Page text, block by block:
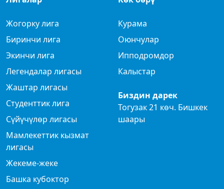
Жогорку лига
Биринчи лига
Экинчи лига
Легендалар лигасы
Жаштар лигасы
Студенттик лига
Сүйүчүлөр лигасы
Мамлекеттик кызмат
лигасы
Жекеме-жеке
Башка кубоктор
Курама
Оюнчулар
Ипподромдор
Калыстар
Биздин дарек
Тогузак 21 көч. Бишкек
шаары